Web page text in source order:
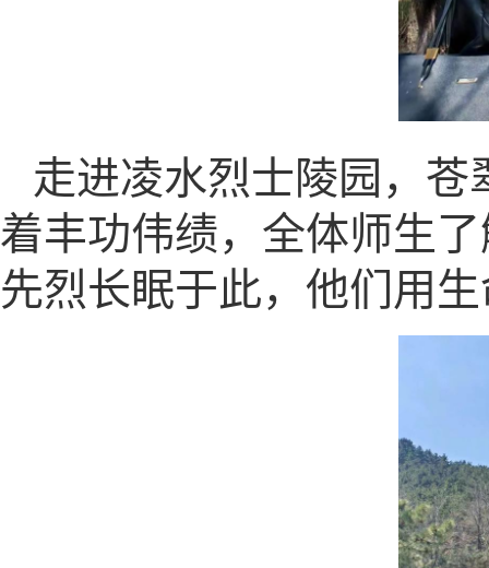
走进凌水烈士陵园，
着丰功伟绩，全体师生
先烈长眠于此，他们用